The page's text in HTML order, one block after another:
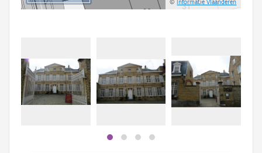
©Informatie Vlaanderen